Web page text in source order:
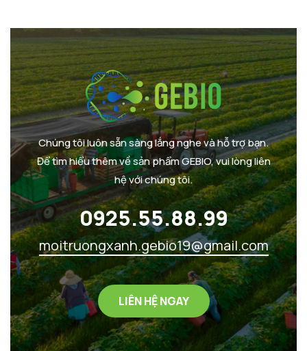
Chúng tôi luôn sẵn sàng lắng nghe và hỗ trợ bạn.
Để tìm hiểu thêm về sản phẩm GEBIO, vui lòng liên
hệ với chúng tôi.
0925.55.88.99
moitruongxanh.gebio19@gmail.com
LIÊN HỆ NGAY